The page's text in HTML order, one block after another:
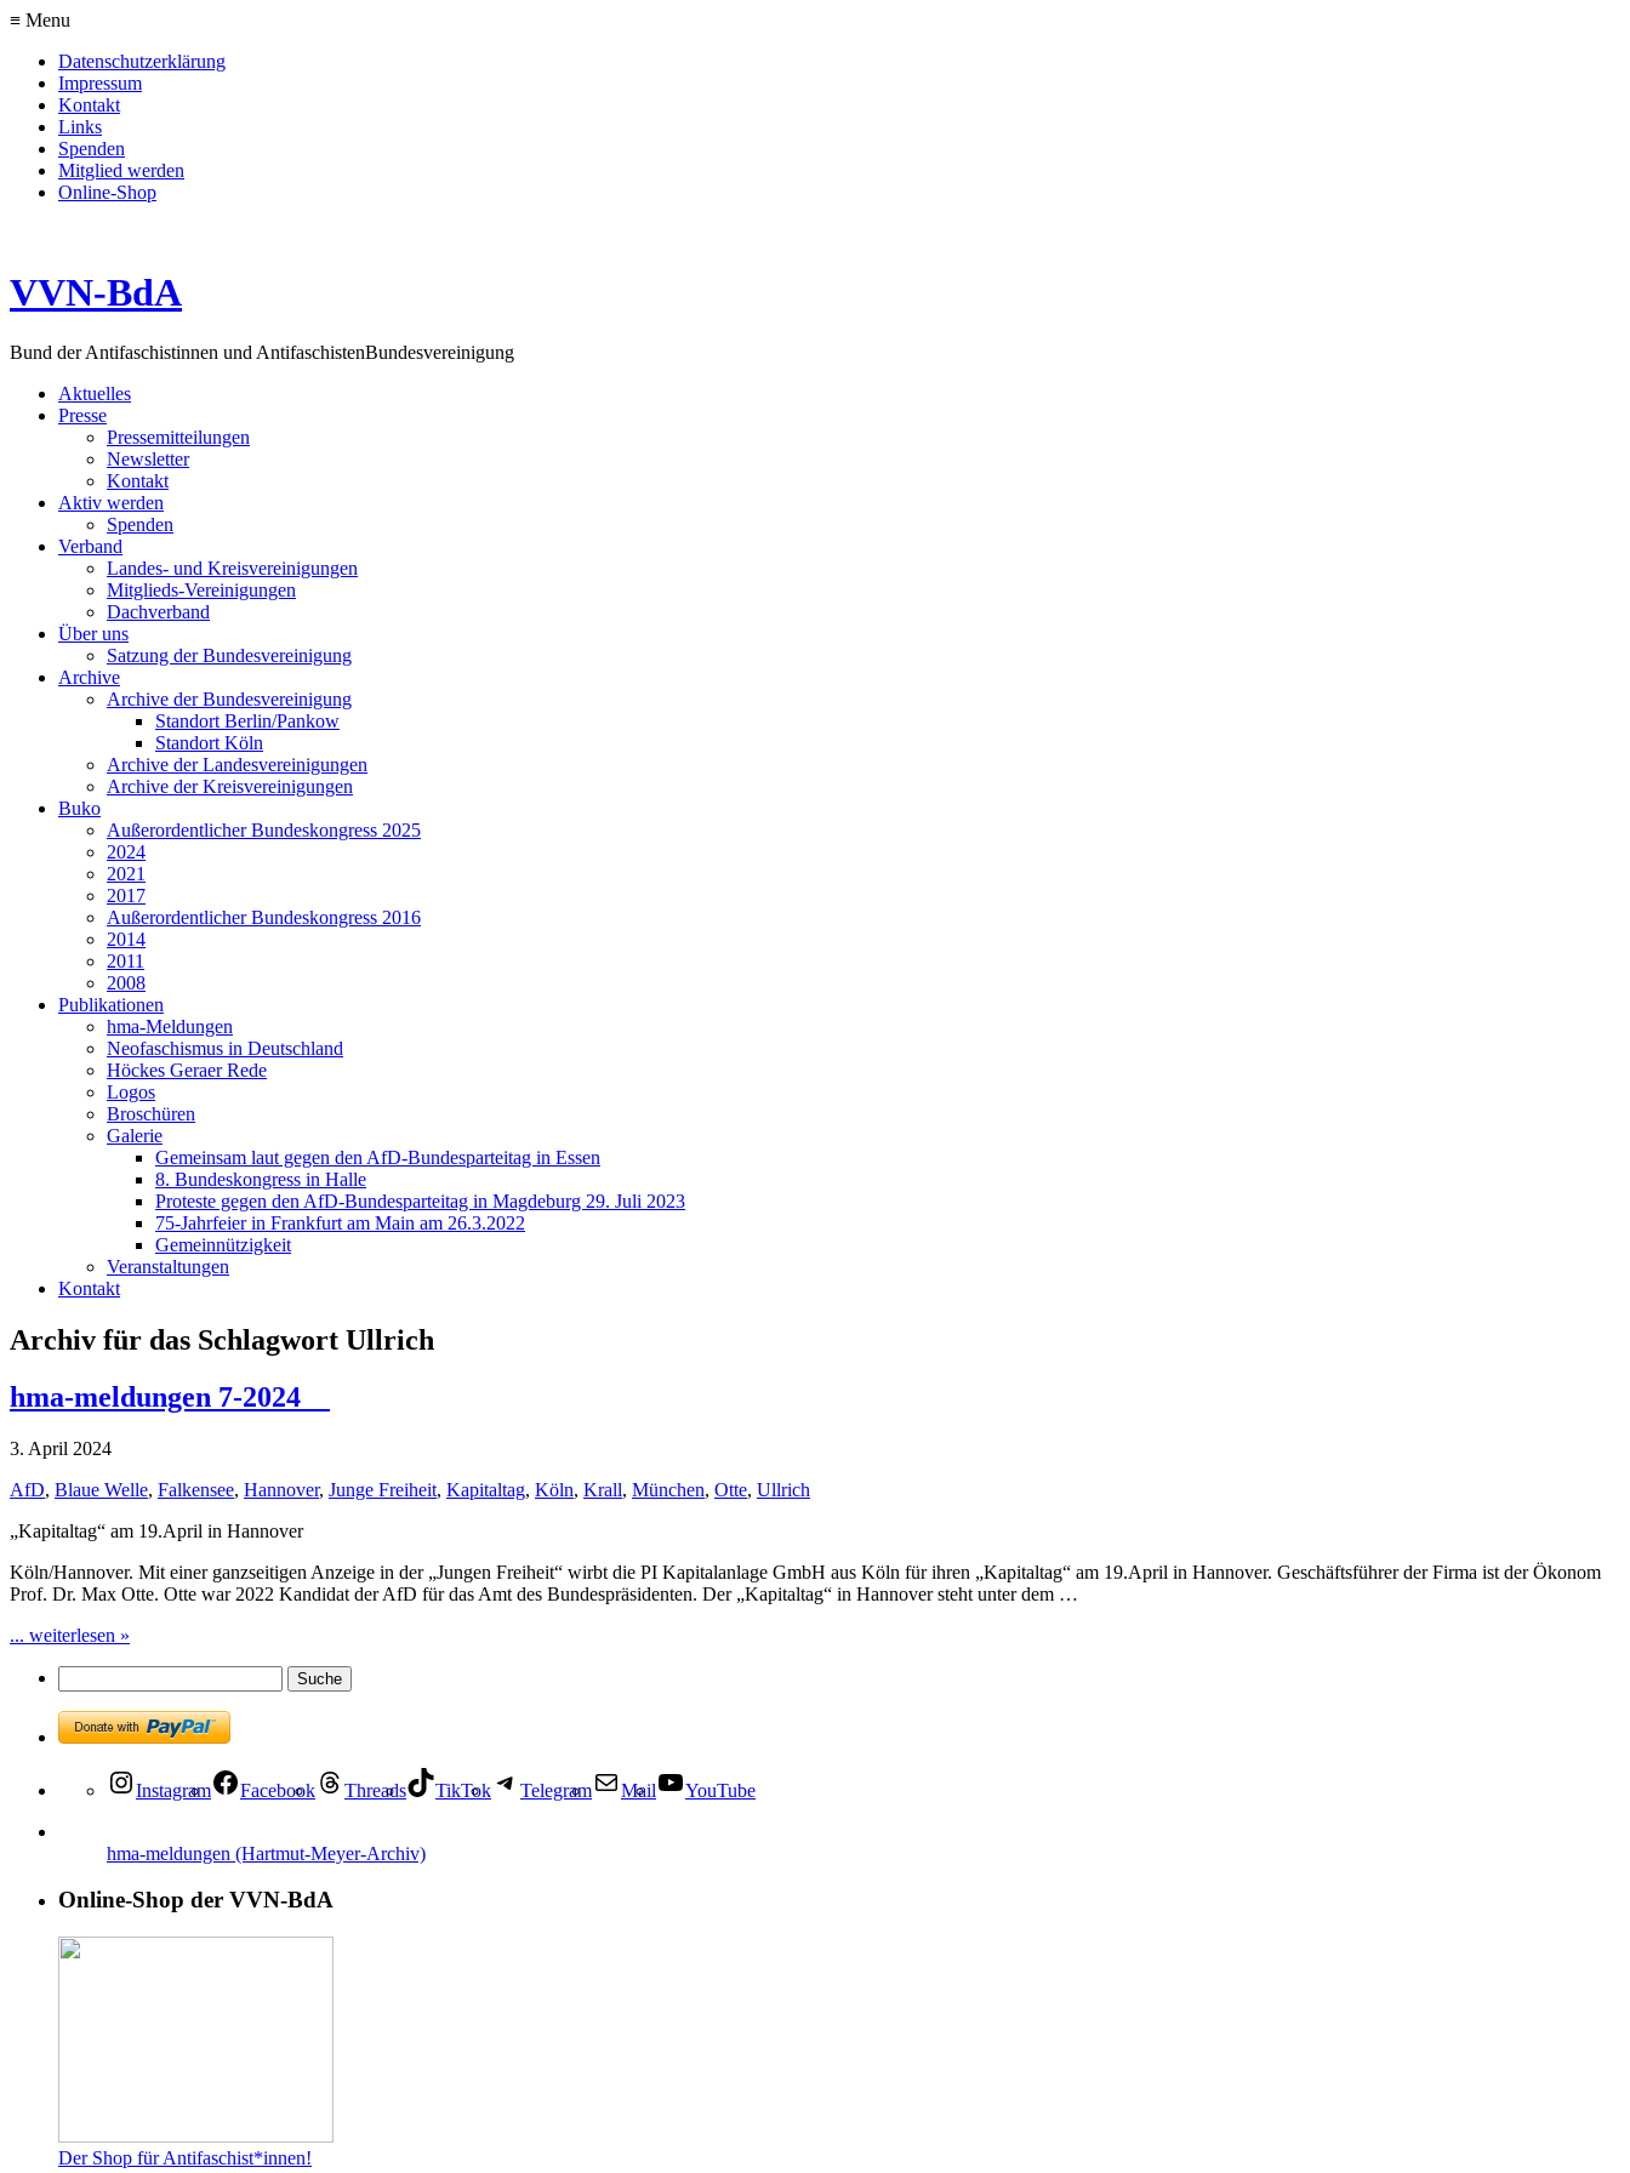
≡ Menu
Datenschutzerklärung
Impressum
Kontakt
Links
Spenden
Mitglied werden
Online-Shop
VVN-BdA
Bund der Antifaschistinnen und AntifaschistenBundesvereinigung
Aktuelles
Presse
Pressemitteilungen
Newsletter
Kontakt
Aktiv werden
Spenden
Verband
Landes- und Kreisvereinigungen
Mitglieds-Vereinigungen
Dachverband
Über uns
Satzung der Bundesvereinigung
Archive
Archive der Bundesvereinigung
Standort Berlin/Pankow
Standort Köln
Archive der Landesvereinigungen
Archive der Kreisvereinigungen
Buko
Außerordentlicher Bundeskongress 2025
2024
2021
2017
Außerordentlicher Bundeskongress 2016
2014
2011
2008
Publikationen
hma-Meldungen
Neofaschismus in Deutschland
Höckes Geraer Rede
Logos
Broschüren
Galerie
Gemeinsam laut gegen den AfD-Bundesparteitag in Essen
8. Bundeskongress in Halle
Proteste gegen den AfD-Bundesparteitag in Magdeburg 29. Juli 2023
75-Jahrfeier in Frankfurt am Main am 26.3.2022
Gemeinnützigkeit
Veranstaltungen
Kontakt
Archiv für das Schlagwort Ullrich
hma-meldungen 7-2024
3. April 2024
AfD, Blaue Welle, Falkensee, Hannover, Junge Freiheit, Kapitaltag, Köln, Krall, München, Otte, Ullrich
„Kapitaltag“ am 19.April in Hannover
Köln/Hannover. Mit einer ganzseitigen Anzeige in der „Jungen Freiheit“ wirbt die PI Kapitalanlage GmbH aus Köln für ihren „Kapitaltag“ am 19.April in Hannover. Geschäftsführer der Firma ist der Ökonom
Prof. Dr. Max Otte. Otte war 2022 Kandidat der AfD für das Amt des Bundespräsidenten. Der „Kapitaltag“ in Hannover steht unter dem …
... weiterlesen »
Instagram Facebook Threads TikTok Telegram Mail YouTube
hma-meldungen (Hartmut-Meyer-Archiv)
Online-Shop der VVN-BdA
Der Shop für Antifaschist*innen!